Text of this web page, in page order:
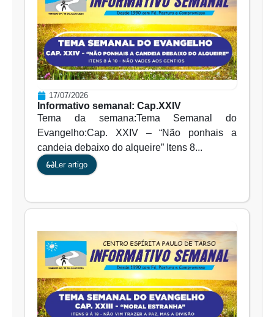
17/07/2026
Informativo semanal: Cap.XXIV
Tema da semana:Tema Semanal do
Evangelho:Cap. XXIV – “Não ponhais a
candeia debaixo do alqueire” Itens 8...
Ler artigo